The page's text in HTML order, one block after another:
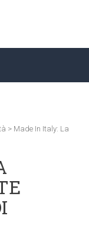
> Made In Italy: La